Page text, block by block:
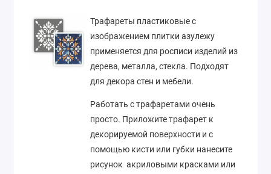
Трафареты пластиковые с
изображением плитки азулежу
применяется для росписи изделий из
дерева, металла, стекла. Подходят
для декора стен и мебели.
Работать с трафаретами очень
просто. Приложите трафарет к
декорируемой поверхности и с
помощью кисти или губки нанесите
рисунок акриловыми красками или